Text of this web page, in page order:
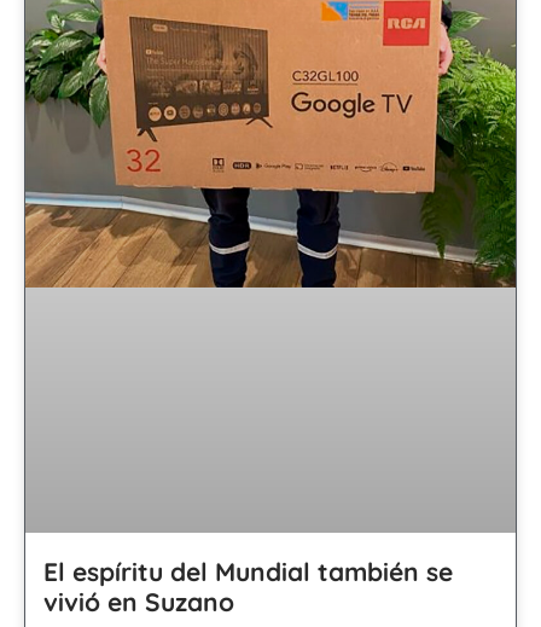
El espíritu del Mundial también se
vivió en Suzano